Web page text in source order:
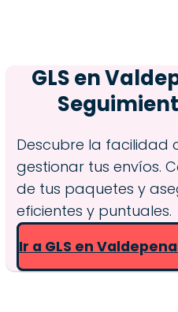
GLS en
Descubre la facilidad
gestionar tus envíos.
de tus paquetes y
eficientes y puntuales.
Ir a GLS en